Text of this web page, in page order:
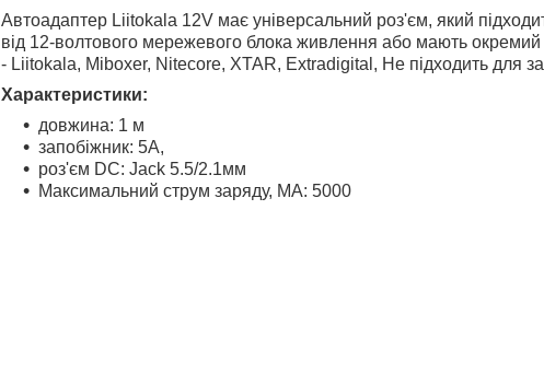
Автоадаптер Liitokala 12V має універсальний роз'єм, який
від 12-волтового мережевого блока живлення або мають
- Liitokala, Miboxer, Nitecore, XTAR, Extradigital, Не підходить для
Характеристики:
довжина: 1 м
запобіжник: 5A,
роз'єм DC: Jack 5.5/2.1мм
Максимальний струм заряду, МА: 5000